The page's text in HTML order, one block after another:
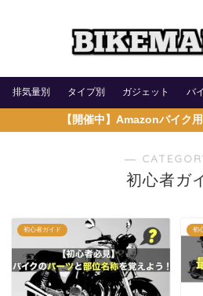
排気量別 タイプ別 ガジェット バ
【開催中】Amazonバイク
―
初心者ガ
初心者ガイド 初